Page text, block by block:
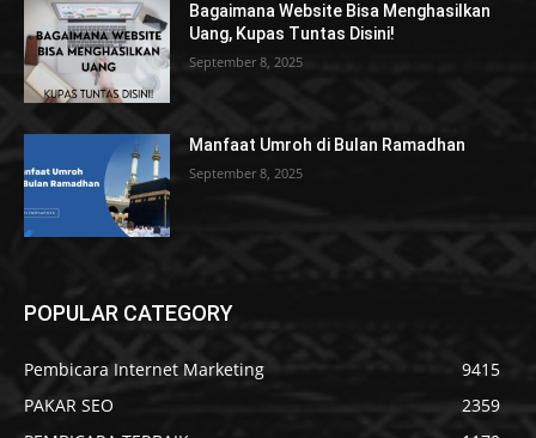
Bagaimana Website Bisa Menghasilkan
Uang, Kupas Tuntas Disini!
September 8, 2025
Manfaat Umroh di Bulan Ramadhan
September 8, 2025
POPULAR CATEGORY
Pembicara Internet Marketing
9415
PAKAR SEO
2359